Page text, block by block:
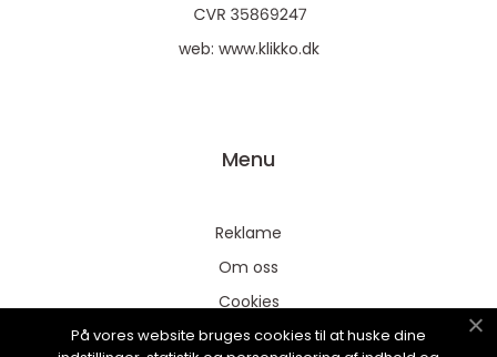
web: www.klikko.dk
Menu
Reklame
Om oss
Cookies
Kontakt Oss
På vores website bruges cookies til at huske dine